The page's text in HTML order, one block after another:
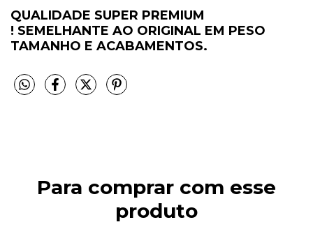
QUALIDADE SUPER PREMIUM
! SEMELHANTE AO ORIGINAL EM PESO
TAMANHO E ACABAMENTOS.
Para comprar com esse
produto